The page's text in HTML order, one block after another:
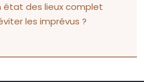
des lieux complet
les imprévus ?